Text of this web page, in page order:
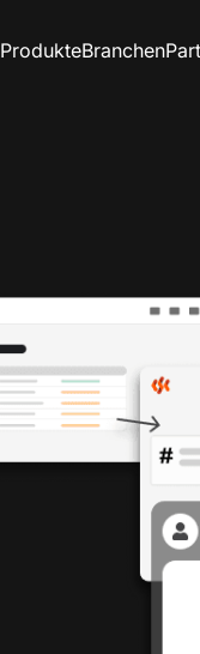
ProdukteBranchen